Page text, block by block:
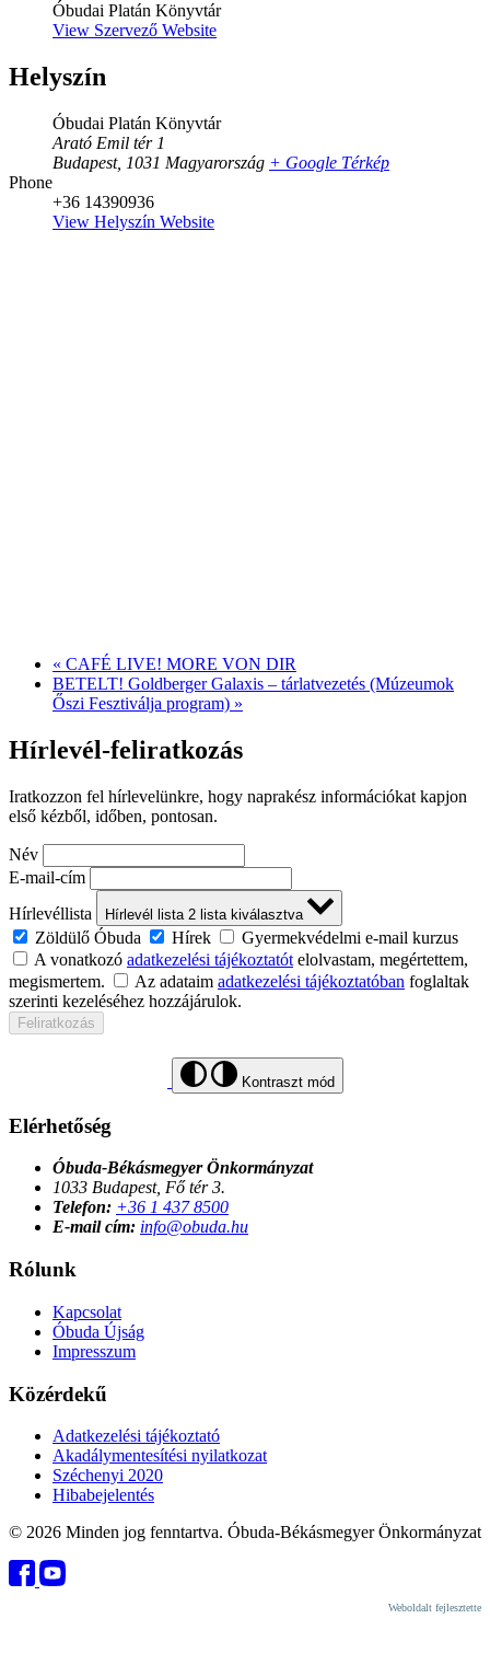
Óbudai Platán Könyvtár
View Szervező Website
Helyszín
Óbudai Platán Könyvtár
Arató Emil tér 1
Budapest, 1031 Magyarország + Google Térkép
Phone
+36 14390936
View Helyszín Website
« CAFÉ LIVE! MORE VON DIR
BETELT! Goldberger Galaxis – tárlatvezetés (Múzeumok
Őszi Fesztiválja program) »
Hírlevél-feliratkozás
Iratkozzon fel hírlevelünkre, hogy naprakész információkat kapjon
első kézből, időben, pontosan.
Név
E-mail-cím
Hírlevéllista
Hírlevél lista 2 lista kiválasztva
Zöldülő Óbuda Hírek
Gyermekvédelmi e-mail kurzus
A vonatkozó adatkezelési tájékoztatót elolvastam, megértettem,
megismertem.
Az adataim adatkezelési tájékoztatóban foglaltak
szerinti kezeléséhez hozzájárulok.
Feliratkozás
Kontraszt mód
Elérhetőség
Óbuda-Békásmegyer Önkormányzat
1033 Budapest, Fő tér 3.
Telefon: +36 1 437 8500
E-mail cím: info@obuda.hu
Rólunk
Kapcsolat
Óbuda Újság
Impresszum
Közérdekű
Adatkezelési tájékoztató
Akadálymentesítési nyilatkozat
Széchenyi 2020
Hibabejelentés
© 2026 Minden jog fenntartva. Óbuda-Békásmegyer Önkormányzat
Weboldalt fejlesztette